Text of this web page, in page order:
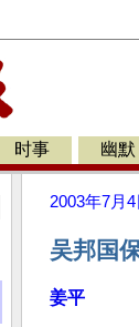
时事 幽默
2003年7月4
吴邦国
姜平